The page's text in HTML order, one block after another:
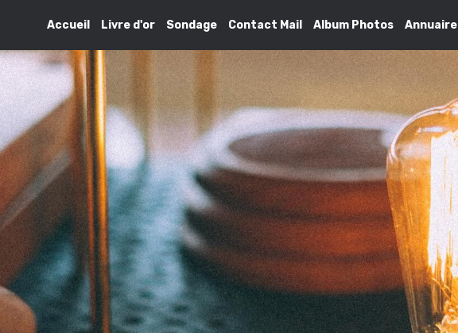
Accueil Livre d'or Sondage Contact Mail Album Photos Annuaire